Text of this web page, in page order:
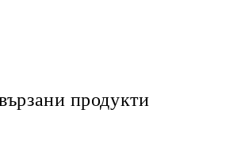
продукти